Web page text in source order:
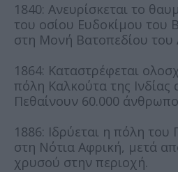
1840: Ανευρίσκεται το
του οσίου Ευδοκίμου του
στη Μονή Βατοπεδίου του
1864: Καταστρέφεται
πόλη Καλκούτα της
Πεθαίνουν 60.000
1886: Ιδρύεται η πόλη του
στη Νότια Αφρική, μετά
χρυσού στην περιοχή.